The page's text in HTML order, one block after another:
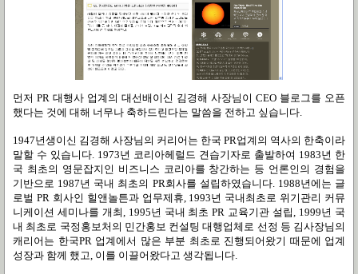
먼저 PR 대행사 업계의 대선배이신 김경해 사장님이 CEO 블로그를 오픈
했다는 것에 대해 너무나 축하드린다는 말씀을 전하고 싶습니다.
1947년생이신 김경해 사장님의 커리어는 한국 PR업계의 역사의 한축이라
말할 수 있습니다. 1973년 코리아헤럴드 견습기자로 출발하여 1983년 한
국 최초의 영문잡지인 비즈니스 코리아를 창간하는 등 언론인의 경험을
기반으로 1987년 국내 최초의 PR회사를 설립하였습니다. 1988년에는 글
로벌 PR 회사인 힐앤놀튼과 업무제휴, 1993년 국내최초로 위기관리 커뮤
니케이션 세미나를 개최, 1995년 국내 최초 PR 교육기관 설립, 1999년 국
내 최초로 국정홍보처의 민간홍보 컨설팅 대행업체로 선정 등 김사장님의
캐리어는 한국PR 업계에서 많은 부분 최초로 진행되어왔기 때문에 업계
성장과 함께 했고, 이를 이끌어왔다고 생각됩니다.